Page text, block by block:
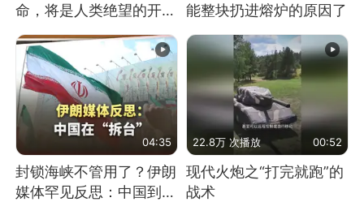
命，将是人类绝望的开
能整块扔进熔炉的原因了
04:35
封锁海峡不管用了？伊朗
媒体罕见反思：中国到底
22.8万 次播放 00:52
现代火炮之“打完就跑”的
战术